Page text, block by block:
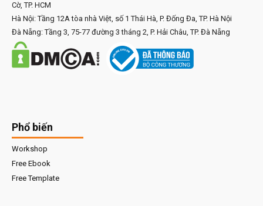
Cờ, TP. HCM
Hà Nội: Tầng 12A tòa nhà Việt, số 1 Thái Hà, P. Đống Đa, TP. Hà Nội
Đà Nẵng: Tầng 3, 75-77 đường 3 tháng 2, P. Hải Châu, TP. Đà Nẵng
Phổ biến
Workshop
Free Ebook
Free Template